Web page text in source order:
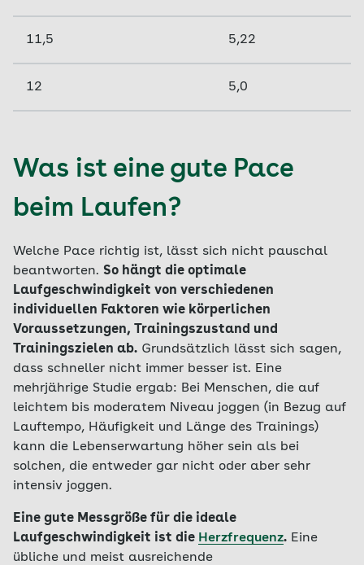
11,5 5,22
12 5,0
Was ist eine gute Pace
beim Laufen?
Welche Pace richtig ist, lässt sich nicht pauschal
beantworten. So hängt die optimale
Laufgeschwindigkeit von verschiedenen
individuellen Faktoren wie körperlichen
Voraussetzungen, Trainingszustand und
Trainingszielen ab. Grundsätzlich lässt sich sagen,
dass schneller nicht immer besser ist. Eine
mehrjährige Studie ergab: Bei Menschen, die auf
leichtem bis moderatem Niveau joggen (in Bezug auf
Lauftempo, Häufigkeit und Länge des Trainings)
kann die Lebenserwartung höher sein als bei
solchen, die entweder gar nicht oder aber sehr
intensiv joggen.
Eine gute Messgröße für die ideale
Laufgeschwindigkeit ist die Herzfrequenz. Eine
übliche und meist ausreichende